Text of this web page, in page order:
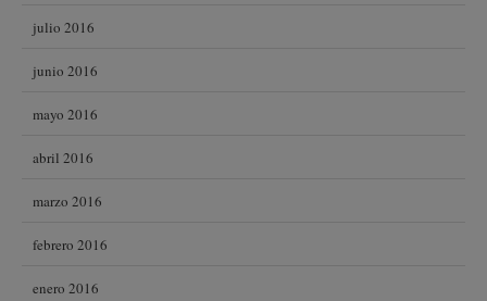
julio 2016
junio 2016
mayo 2016
abril 2016
marzo 2016
febrero 2016
enero 2016